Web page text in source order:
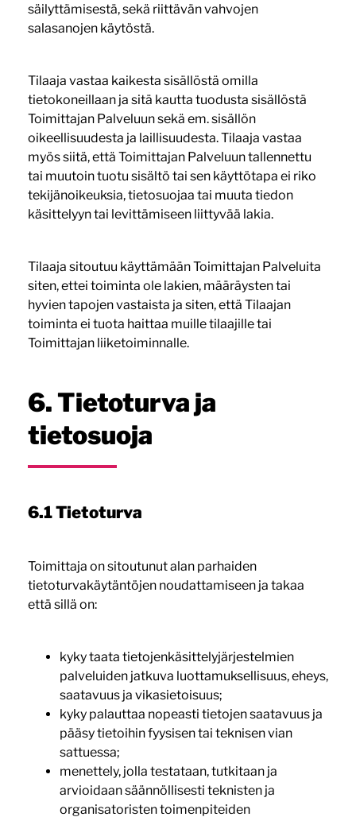
säilyttämisestä, sekä riittävän vahvojen
salasanojen käytöstä.
Tilaaja vastaa kaikesta sisällöstä omilla
tietokoneillaan ja sitä kautta tuodusta sisällöstä
Toimittajan Palveluun sekä em. sisällön
oikeellisuudesta ja laillisuudesta. Tilaaja vastaa
myös siitä, että Toimittajan Palveluun tallennettu
tai muutoin tuotu sisältö tai sen käyttötapa ei riko
tekijänoikeuksia, tietosuojaa tai muuta tiedon
käsittelyyn tai levittämiseen liittyvää lakia.
Tilaaja sitoutuu käyttämään Toimittajan Palveluita
siten, ettei toiminta ole lakien, määräysten tai
hyvien tapojen vastaista ja siten, että Tilaajan
toiminta ei tuota haittaa muille tilaajille tai
Toimittajan liiketoiminnalle.
6. Tietoturva ja
tietosuoja
6.1 Tietoturva
Toimittaja on sitoutunut alan parhaiden
tietoturvakäytäntöjen noudattamiseen ja takaa
että sillä on:
kyky taata tietojenkäsittelyjärjestelmien
palveluiden jatkuva luottamuksellisuus, eheys,
saatavuus ja vikasietoisuus;
kyky palauttaa nopeasti tietojen saatavuus ja
pääsy tietoihin fyysisen tai teknisen vian
sattuessa;
menettely, jolla testataan, tutkitaan ja
arvioidaan säännöllisesti teknisten ja
organisatoristen toimenpiteiden